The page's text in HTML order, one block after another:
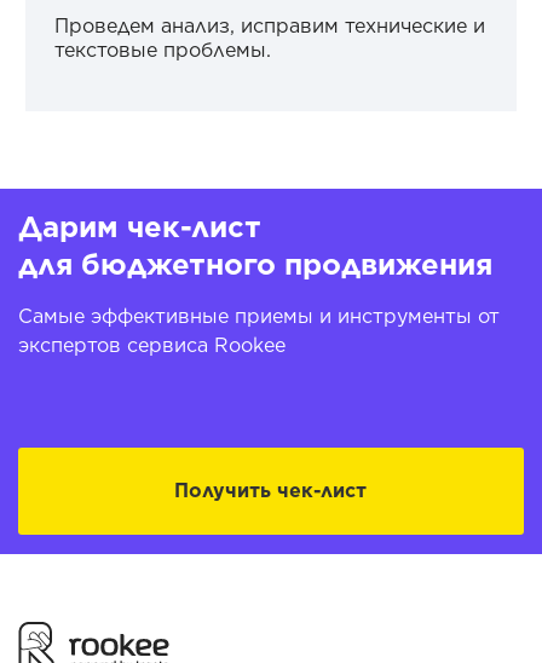
Проведем анализ, исправим технические и
текстовые проблемы.
Дарим чек-лист
для бюджетного продвижения
Самые эффективные приемы и инструменты от
экспертов сервиса Rookee
Получить чек-лист